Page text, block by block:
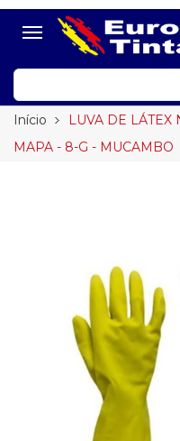
Início
LUVA DE
MAPA - 8-G - MUCAMBO